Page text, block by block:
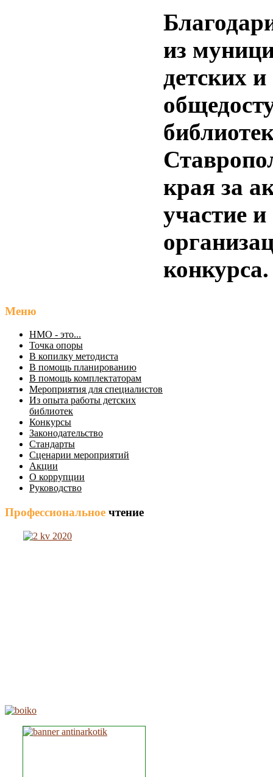
из
детских и
края за
участие и
конкурса.
Меню
НМО - это...
Точка опоры
В копилку методиста
В помощь планированию
В помощь комплектаторам
Мероприятия для специалистов
Из опыта работы детских
библиотек
Конкурсы
Законодательство
Стандарты
Сценарии мероприятий
Акции
О коррупции
Руководство
Профессиональное чтение